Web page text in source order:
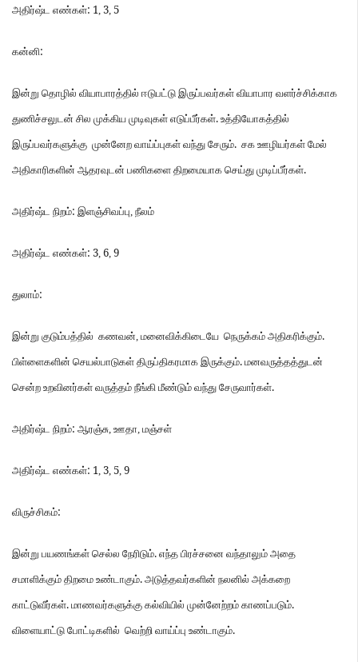
அதிர்ஷ்ட எண்கள்: 1, 3, 5
கன்னி:
இன்று தொழில் வியாபாரத்தில் ஈடுபட்டு இருப்பவர்கள் வியாபார வளர்ச்சிக்காக
துணிச்சலுடன் சில முக்கிய முடிவுகள் எடுப்பீர்கள். உத்தியோகத்தில்
இருப்பவர்களுக்கு முன்னேற வாய்ப்புகள் வந்து சேரும். சக ஊழியர்கள் மேல்
அதிகாரிகளின் ஆதரவுடன் பணிகளை திறமையாக செய்து முடிப்பீர்கள்.
அதிர்ஷ்ட நிறம்: இளஞ்சிவப்பு, நீலம்
அதிர்ஷ்ட எண்கள்: 3, 6, 9
துலாம்:
இன்று குடும்பத்தில் கணவன், மனைவிக்கிடையே நெருக்கம் அதிகரிக்கும்.
பிள்ளைகளின் செயல்பாடுகள் திருப்திகரமாக இருக்கும். மனவருத்தத்துடன்
சென்ற உறவினர்கள் வருத்தம் நீங்கி மீண்டும் வந்து சேருவார்கள்.
அதிர்ஷ்ட நிறம்: ஆரஞ்சு, ஊதா, மஞ்சள்
அதிர்ஷ்ட எண்கள்: 1, 3, 5, 9
விருச்சிகம்:
இன்று பயணங்கள் செல்ல நேரிடும். எந்த பிரச்சனை வந்தாலும் அதை
சமாளிக்கும் திறமை உண்டாகும். அடுத்தவர்களின் நலனில் அக்கறை
காட்டுவீர்கள். மாணவர்களுக்கு கல்வியில் முன்னேற்றம் காணப்படும்.
விளையாட்டு போட்டிகளில் வெற்றி வாய்ப்பு உண்டாகும்.